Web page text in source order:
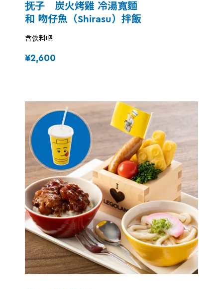
抚子 炭火烤雞 冷湯寬麵
和 吻仔魚（Shirasu）拌飯
含饮料吧
¥2,600